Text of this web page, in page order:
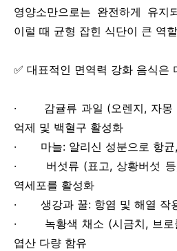
영양소만으로는 완전하게 유지
이럴 때 균형 잡힌 식단이 큰 역
✅ 대표적인 면역력 강화 음식은
· 감귤류 과일 (오렌지, 자몽
억제 및 백혈구 활성화
· 마늘: 알리신 성분으로 항균,
· 버섯류 (표고, 상황버섯 등
역세포를 활성화
· 생강과 꿀: 항염 및 해열 작
· 녹황색 채소 (시금치, 브로
엽산 다량 함유